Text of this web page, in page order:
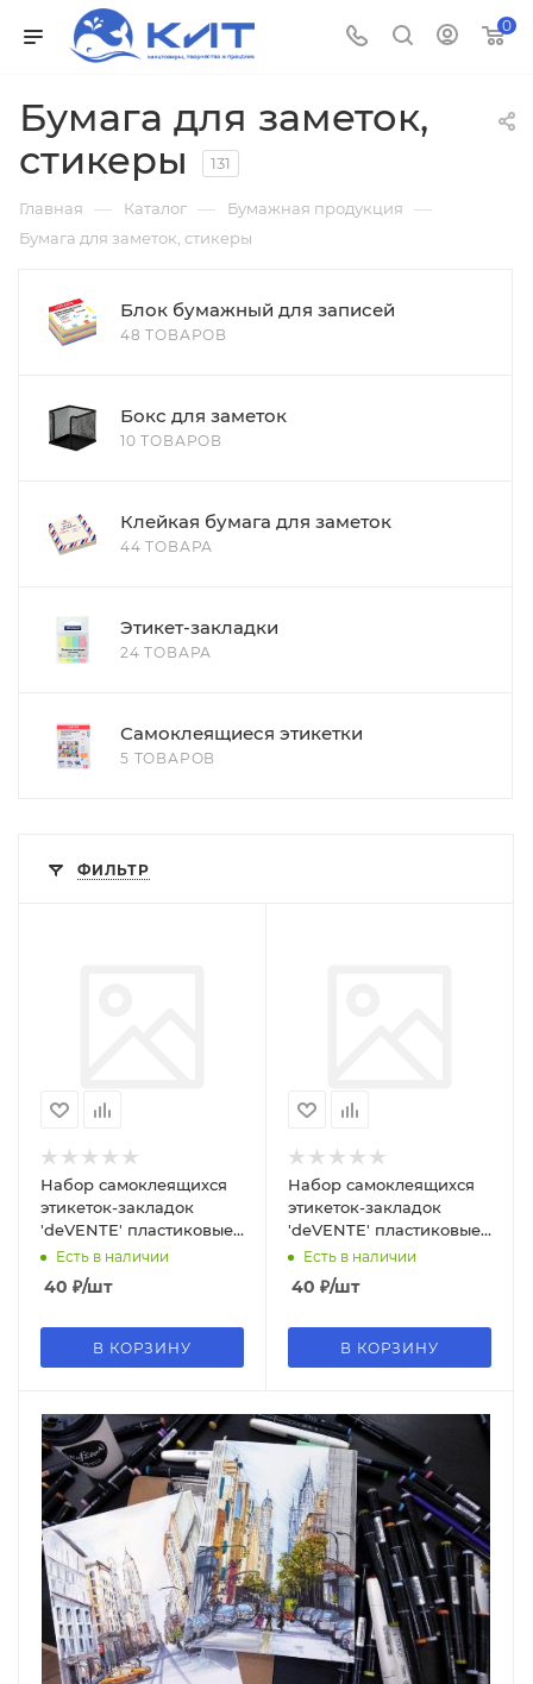
0
Бумага для заметок,
стикеры
131
Главная — Каталог — Бумажная продукция —
Бумага для заметок, стикеры
Блок бумажный для записей
48 ТОВАРОВ
Бокс для заметок
10 ТОВАРОВ
Клейкая бумага для заметок
44 ТОВАРА
Этикет-закладки
24 ТОВАРА
Самоклеящиеся этикетки
5 ТОВАРОВ
ФИЛЬТР
Набор самоклеящихся
этикеток-закладок
'deVENTE' пластиковые
прозрачные, 2011453
Есть в наличии
40 ₽/шт
В КОРЗИНУ
Набор самоклеящихся
этикеток-закладок
'deVENTE' пластиковые
прозрачные, 2011454
Есть в наличии
40 ₽/шт
В КОРЗИНУ